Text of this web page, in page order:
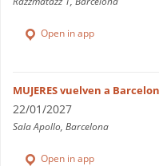
Open in app
MUJERES vuelven a
22/01/2027
Sala Apollo, Barcelona
Open in app